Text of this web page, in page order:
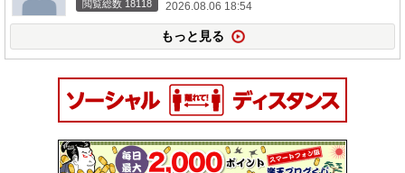
閲覧総数 18118 2026.08.06 18:54
もっと見る